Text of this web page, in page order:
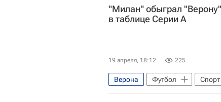
"Милан" обыграл
в таблице Серии А
19 апреля, 18:12 225
Верона Футбол Спорт
Серия А 2026-2027 (Чемпионат